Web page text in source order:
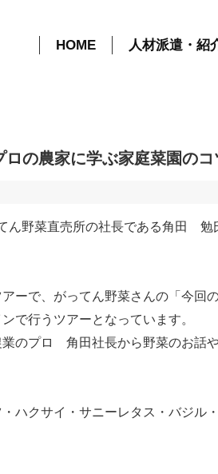
【ｳｪﾙﾈｽﾂｰﾘｽﾞ
HOME 人材派遣・紹
ロの農家に学ぶ家庭菜園の
ん野菜直売所の社長である角田
ーで、がってん野菜さんの「今回
で行うツアーとなっています。
のプロ 角田社長から野菜のお話
ハクサイ・サニーレタス・バジル